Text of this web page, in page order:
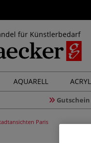
für Künstlerbedarf
AQUARELL ACRYL
Gutschein
Paris